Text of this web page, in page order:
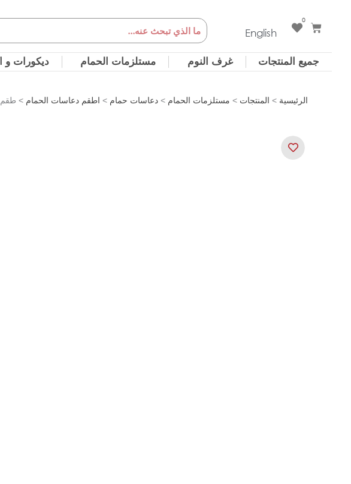
Search English
0
Cart
جميع المنتجات غرف النوم مستلزمات الحمام ديكورات و
الرئيسية > المنتجات > مستلزمات الحمام > دعاسات حمام > اطقم دعاسات الحمام > طقم